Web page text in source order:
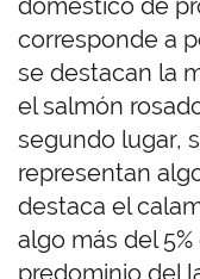
doméstico de
corresponde a
se destacan la
el salmón
segundo lugar,
representan
destaca el
algo más del
predominio del